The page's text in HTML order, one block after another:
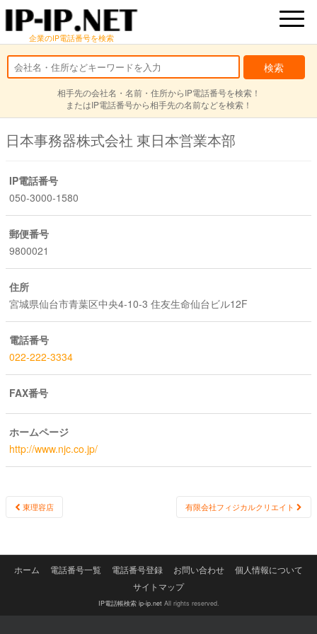
企業のIP電話番号を検索
相手先の会社名・名前・住所からIP電話番号を検索！
またはIP電話番号から相手先の名前などを検索！
日本事務器株式会社 東日本営業本部
IP電話番号
050-3000-1580
郵便番号
9800021
住所
宮城県仙台市青葉区中央4-10-3 住友生命仙台ビル12F
電話番号
022-222-3334
FAX番号
ホームページ
http://www.njc.co.jp/
Post
東理容店 有限会社フィジカルクリエイト
ホーム 電話番号一覧 電話番号登録 お問い合わせ
個人情報について
サイトマップ
IP電話帳検索 ip-ip.netAll rights reserved.